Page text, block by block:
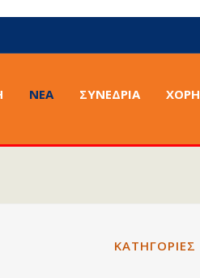
ΝΈΑ ΣΥΝΈΔΡΙΑ
ΚΑΤΗΓΟΡΙΕΣ